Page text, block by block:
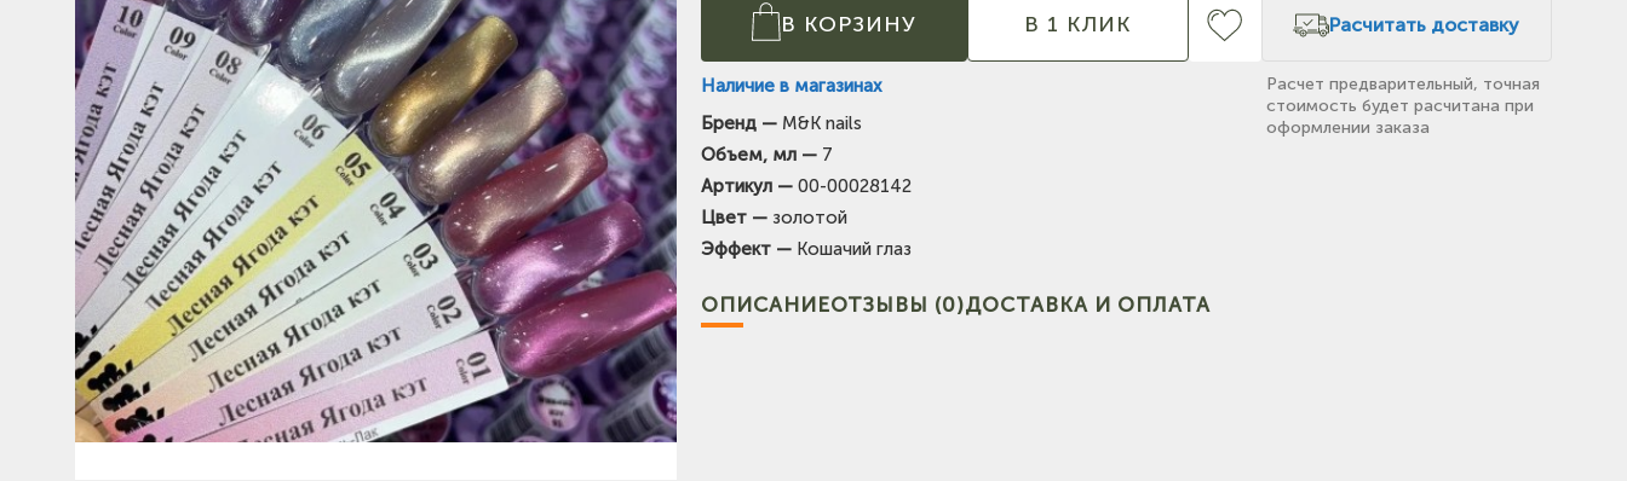
В КОРЗИНУ В 1 КЛИК Расчитать доставку
Наличие в магазинах
Тел: +7-903-947-7028
карте)
Тел: +7-964-603-4984
(на карте)
Тел: +7-903-947-9492
Бренд — M&K nails
Объем, мл — 7
Артикул — 00-00028142
Цвет — золотой
Эффект — Кошачий глаз
Расчет предварительный, точная
стоимость будет расчитана при
оформлении заказа
ОПИСАНИЕОТЗЫВЫ (0)ДОСТАВКА И ОПЛАТА